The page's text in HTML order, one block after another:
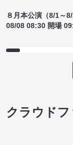
８月本公演（8/1～8/
08/08 08:30 開場
クラウド